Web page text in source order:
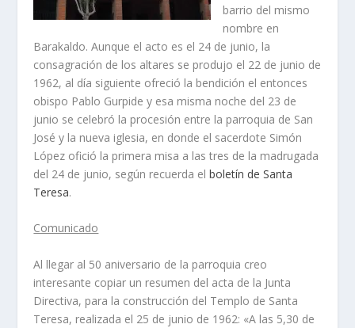
barrio del mismo
nombre en
Barakaldo. Aunque el acto es el 24 de junio, la
consagración de los altares se produjo el 22 de junio de
1962, al dí­a siguiente ofreció la bendición el entonces
obispo Pablo Gurpide y esa misma noche del 23 de
junio se celebró la procesión entre la parroquia de San
José y la nueva iglesia, en donde el sacerdote Simón
López ofició la primera misa a las tres de la madrugada
del 24 de junio, según recuerda elboletí­n de Santa
Teresa.
Comunicado
Al llegar al 50 aniversario de la parroquia creo
interesante copiar un resumen del acta de la Junta
Directiva, para la construcción del Templo de Santa
Teresa, realizada el 25 de junio de 1962: «A las 5,30 de